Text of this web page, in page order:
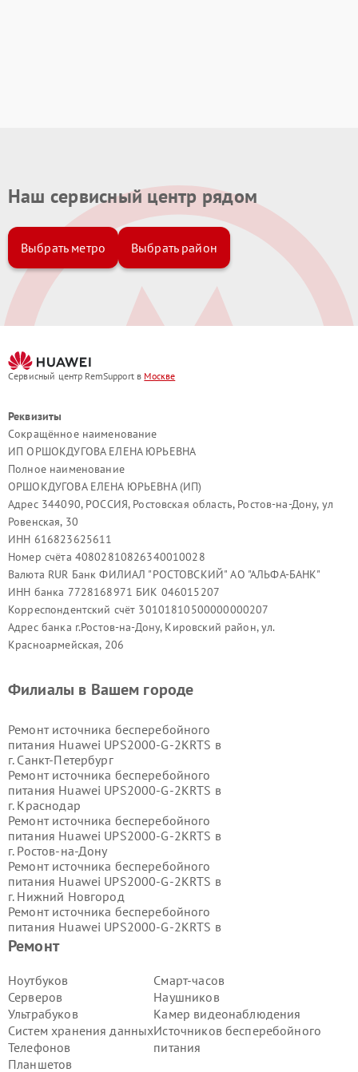
Наш сервисный центр рядом
Выбрать метро Выбрать район
Сервисный центр RemSupport в Москве
Реквизиты
Сокращённое наименование
ИП ОРШОКДУГОВА ЕЛЕНА ЮРЬЕВНА
Полное наименование
ОРШОКДУГОВА ЕЛЕНА ЮРЬЕВНА (ИП)
Адрес 344090, РОССИЯ, Ростовская область, Ростов-на-Дону, ул
Ровенская, 30
ИНН 616823625611
Номер счёта 40802810826340010028
Валюта RUR Банк ФИЛИАЛ "РОСТОВСКИЙ" АО "АЛЬФА-БАНК"
ИНН банка 7728168971 БИК 046015207
Корреспондентский счёт 30101810500000000207
Адрес банка г.Ростов-на-Дону, Кировский район, ул.
Красноармейская, 206
Ремонт
Ноутбуков
Серверов
Ультрабуков
Систем хранения данных
Телефонов
Планшетов
Смарт-часов
Наушников
Камер видеонаблюдения
Источников бесперебойного
питания
Филиалы в Вашем городе
Ремонт источника бесперебойного
питания Huawei UPS2000-G-2KRTS в
г. Санкт-Петербург
Ремонт источника бесперебойного
питания Huawei UPS2000-G-2KRTS в
г. Краснодар
Ремонт источника бесперебойного
питания Huawei UPS2000-G-2KRTS в
г. Ростов-на-Дону
Ремонт источника бесперебойного
питания Huawei UPS2000-G-2KRTS в
г. Нижний Новгород
Ремонт источника бесперебойного
питания Huawei UPS2000-G-2KRTS в
г.Новосибирск
Ремонт источника бесперебойного
питания Huawei UPS2000-G-2KRTS в
г.Екатеринбург
Ремонт источника бесперебойного
питания Huawei UPS2000-G-2KRTS в
г.Казань
Ремонт источника бесперебойного
питания Huawei UPS2000-G-2KRTS в